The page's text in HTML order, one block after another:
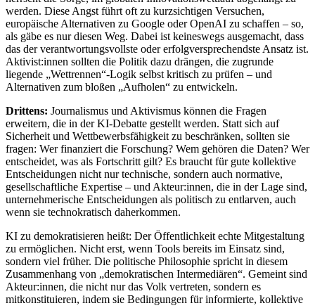
werden. Diese Angst führt oft zu kurzsichtigen Versuchen,
europäische Alternativen zu Google oder OpenAI zu schaffen – so,
als gäbe es nur diesen Weg. Dabei ist keineswegs ausgemacht, dass
das der verantwortungsvollste oder erfolgversprechendste Ansatz ist.
Aktivist:innen sollten die Politik dazu drängen, die zugrunde
liegende „Wettrennen“-Logik selbst kritisch zu prüfen – und
Alternativen zum bloßen „Aufholen“ zu entwickeln.
Drittens: Journalismus und Aktivismus können die Fragen
erweitern, die in der KI-Debatte gestellt werden. Statt sich auf
Sicherheit und Wettbewerbsfähigkeit zu beschränken, sollten sie
fragen: Wer finanziert die Forschung? Wem gehören die Daten? Wer
entscheidet, was als Fortschritt gilt? Es braucht für gute kollektive
Entscheidungen nicht nur technische, sondern auch normative,
gesellschaftliche Expertise – und Akteur:innen, die in der Lage sind,
unternehmerische Entscheidungen als politisch zu entlarven, auch
wenn sie technokratisch daherkommen.
KI zu demokratisieren heißt: Der Öffentlichkeit echte Mitgestaltung
zu ermöglichen. Nicht erst, wenn Tools bereits im Einsatz sind,
sondern viel früher. Die politische Philosophie spricht in diesem
Zusammenhang von „demokratischen Intermediären“. Gemeint sind
Akteur:innen, die nicht nur das Volk vertreten, sondern es
mitkonstituieren, indem sie Bedingungen für informierte, kollektive